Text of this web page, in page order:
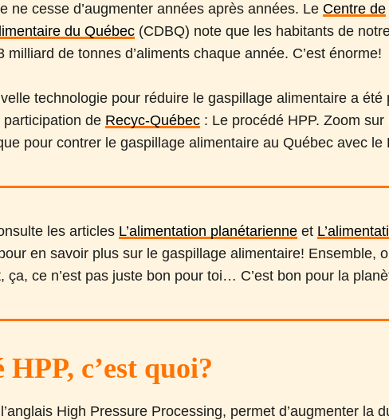
ne cesse d’augmenter années après années. Le Centre de
du Québec (CDBQ) note que les habitants de
milliard de tonnes d’aliments chaque année. C’est énorme!
technologie pour réduire le gaspillage alimentaire a été
de Recyc-Québec : Le procédé HPP. Zoom sur
pour contrer le gaspillage alimentaire au Québec avec le
les articles L’alimentation planétarienne et
en savoir plus sur le gaspillage alimentaire! Ensemble,
ça, ce n’est pas juste bon pour toi… C’est bon pour la
c’est quoi?
High Pressure Processing, permet d’augmenter la